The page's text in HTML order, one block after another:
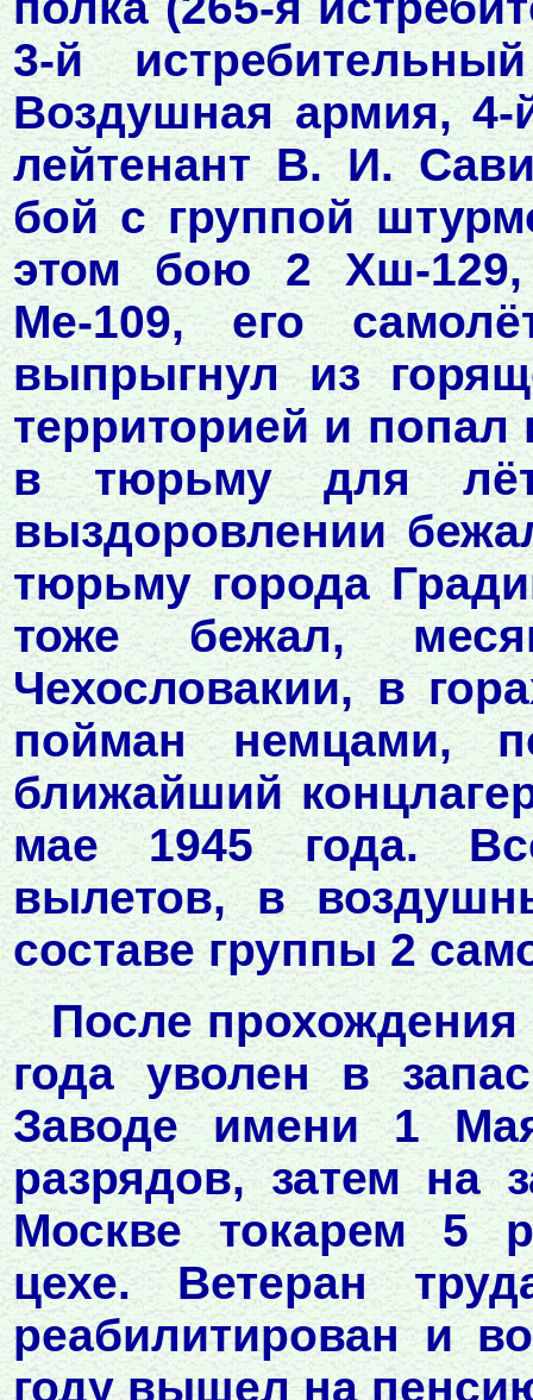
3-й
Воздушная армия, 4-
лейтенант В. И.
бой с группой
этом бою 2 Хш-
Ме-109, его
выпрыгнул из
территорией и
в тюрьму для
выздоровлении
тюрьму города
тоже бежал,
Чехословакии, в
пойман немцами,
ближайший
мае 1945 года.
вылетов, в
составе группы 2
После прохождения
года уволен в
Заводе имени 1
разрядов, затем на
Москве токарем 5
цехе. Ветеран
реабилитирован и
году вышел на